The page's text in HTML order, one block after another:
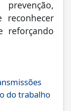
a
com
buscou
reforçando